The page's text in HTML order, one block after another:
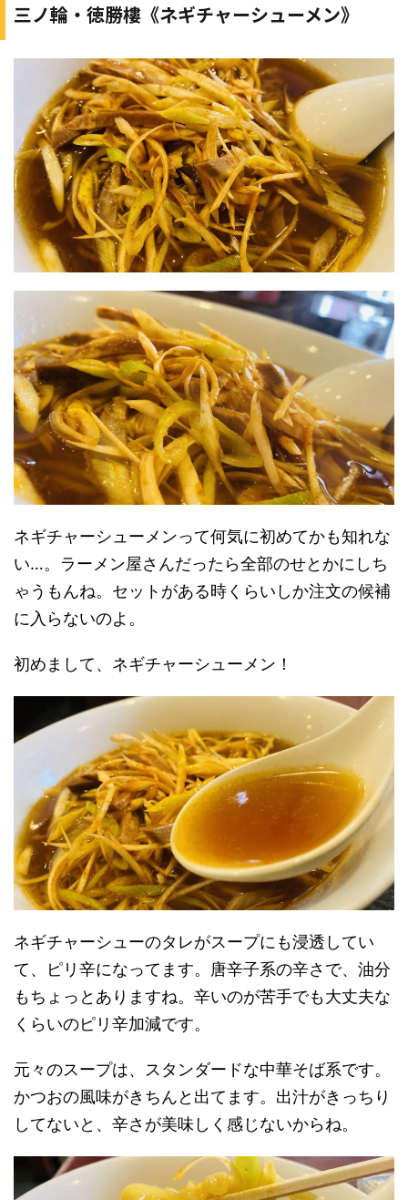
三ノ輪・徳勝樓《ネギチャーシューメン》
ネギチャーシューメンって何気に初めてかも知れな
い…。ラーメン屋さんだったら全部のせとかにしち
ゃうもんね。セットがある時くらいしか注文の候補
に入らないのよ。
初めまして、ネギチャーシューメン！
ネギチャーシューのタレがスープにも浸透してい
て、ピリ辛になってます。唐辛子系の辛さで、油分
もちょっとありますね。辛いのが苦手でも大丈夫な
くらいのピリ辛加減です。
元々のスープは、スタンダードな中華そば系です。
かつおの風味がきちんと出てます。出汁がきっちり
してないと、辛さが美味しく感じないからね。